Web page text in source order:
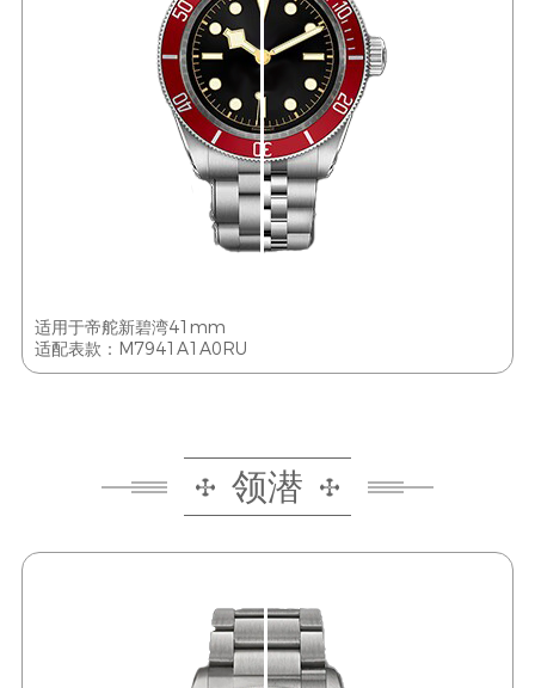
适用于帝舵新碧湾41mm
适配表款：M7941A1A0RU
领潜